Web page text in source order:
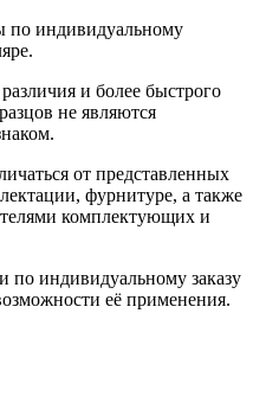
по индивидуальному
и более быстрого
не являются
от представленных
фурнитуре, а также
комплектующих и
по индивидуальному заказу
её применения.